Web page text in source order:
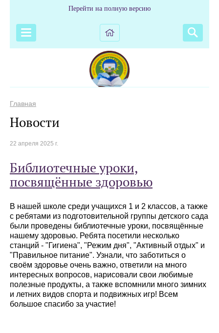
Перейти на полную версию
Главная
Новости
22 апреля 2025 г.
Библиотечные уроки,
посвящённые здоровью
В нашей школе среди учащихся 1 и 2 классов, а также
с ребятами из подготовительной группы детского сада
были проведены библиотечные уроки, посвящённые
нашему здоровью. Ребята посетили несколько
станций - "Гигиена", "Режим дня", "Активный отдых" и
"Правильное питание". Узнали, что заботиться о
своём здоровье очень важно, ответили на много
интересных вопросов, нарисовали свои любимые
полезные продукты, а также вспомнили много зимних
и летних видов спорта и подвижных игр! Всем
большое спасибо за участие!